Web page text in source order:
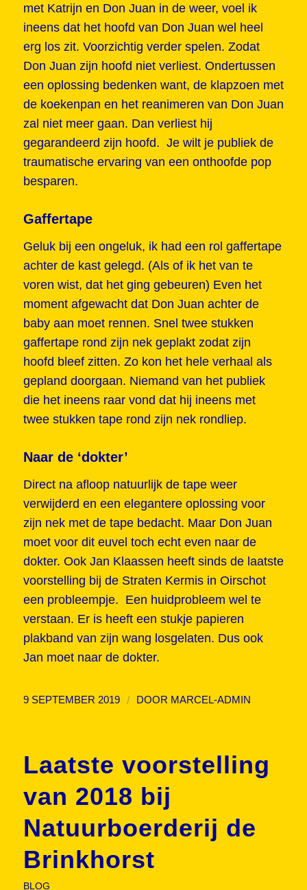
met Katrijn en Don Juan in de weer, voel ik
ineens dat het hoofd van Don Juan wel heel
erg los zit. Voorzichtig verder spelen. Zodat
Don Juan zijn hoofd niet verliest. Ondertussen
een oplossing bedenken want, de klapzoen met
de koekenpan en het reanimeren van Don Juan
zal niet meer gaan. Dan verliest hij
gegarandeerd zijn hoofd. Je wilt je publiek de
traumatische ervaring van een onthoofde pop
besparen.
Gaffertape
Geluk bij een ongeluk, ik had een rol gaffertape
achter de kast gelegd. (Als of ik het van te
voren wist, dat het ging gebeuren) Even het
moment afgewacht dat Don Juan achter de
baby aan moet rennen. Snel twee stukken
gaffertape rond zijn nek geplakt zodat zijn
hoofd bleef zitten. Zo kon het hele verhaal als
gepland doorgaan. Niemand van het publiek
die het ineens raar vond dat hij ineens met
twee stukken tape rond zijn nek rondliep.
Naar de ‘dokter’
Direct na afloop natuurlijk de tape weer
verwijderd en een elegantere oplossing voor
zijn nek met de tape bedacht. Maar Don Juan
moet voor dit euvel toch echt even naar de
dokter. Ook Jan Klaassen heeft sinds de laatste
voorstelling bij de Straten Kermis in Oirschot
een probleempje. Een huidprobleem wel te
verstaan. Er is heeft een stukje papieren
plakband van zijn wang losgelaten. Dus ook
Jan moet naar de dokter.
9 SEPTEMBER 2019 / DOOR MARCEL-ADMIN
Laatste voorstelling
van 2018 bij
Natuurboerderij de
Brinkhorst
BLOG